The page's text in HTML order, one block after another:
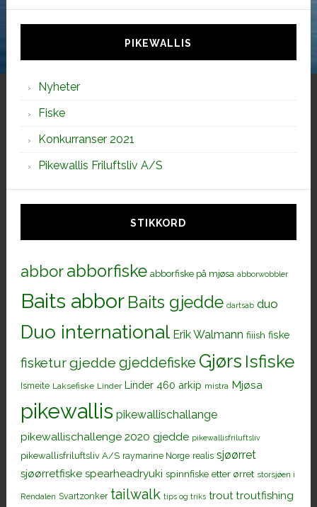
PIKEWALLIS
Nyheter
Fiske
Konkurranser 2021
Pikewallis Friluftsliv A/S
STIKKORD
abborabborfiske abborfiske på mjøsa abborwobbler
Baits abbor Baits gjedde dartsab duo
Duo international Erik Walmann fiiish fiske
fisketurgjedde gjeddefiske Gjørs Isfiske
Ismeite Laksefiske Linder Linder 460 arkip mistra Mjøsa
pikewallis pikewallischallange
pikewallischallenge 2020 gjedde pikewallisfriluftsliv
pikewallisfriluftsliv A/S raymarine Norge realis sjøørret
sjøørretfiske spearheadryuki spinnfiske etter ørret storsjøen i
Rendalen Svartzonker tailwalk tips og triks trout troutfishing